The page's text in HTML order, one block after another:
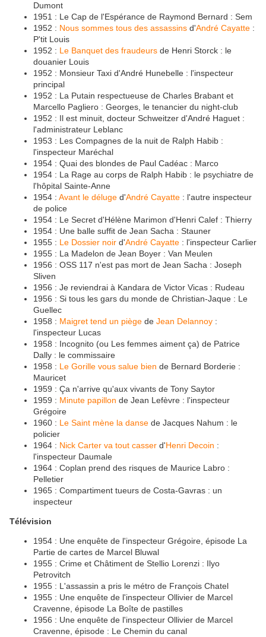
Dumont
1951 : Le Cap de l'Espérance de Raymond Bernard : Sem
1952 : Nous sommes tous des assassins d'André Cayatte :
P'tit Louis
1952 : Le Banquet des fraudeurs de Henri Storck : le
douanier Louis
1952 : Monsieur Taxi d'André Hunebelle : l'inspecteur
principal
1952 : La Putain respectueuse de Charles Brabant et
Marcello Pagliero : Georges, le tenancier du night-club
1952 : Il est minuit, docteur Schweitzer d'André Haguet :
l'administrateur Leblanc
1953 : Les Compagnes de la nuit de Ralph Habib :
l'inspecteur Maréchal
1954 : Quai des blondes de Paul Cadéac : Marco
1954 : La Rage au corps de Ralph Habib : le psychiatre de
l'hôpital Sainte-Anne
1954 : Avant le déluge d'André Cayatte : l'autre inspecteur
de police
1954 : Le Secret d'Hélène Marimon d'Henri Calef : Thierry
1954 : Une balle suffit de Jean Sacha : Stauner
1955 : Le Dossier noir d'André Cayatte : l'inspecteur Carlier
1955 : La Madelon de Jean Boyer : Van Meulen
1956 : OSS 117 n'est pas mort de Jean Sacha : Joseph
Sliven
1956 : Je reviendrai à Kandara de Victor Vicas : Rudeau
1956 : Si tous les gars du monde de Christian-Jaque : Le
Guellec
1958 : Maigret tend un piège de Jean Delannoy :
l'inspecteur Lucas
1958 : Incognito (ou Les femmes aiment ça) de Patrice
Dally : le commissaire
1958 : Le Gorille vous salue bien de Bernard Borderie :
Mauricet
1959 : Ça n'arrive qu'aux vivants de Tony Saytor
1959 : Minute papillon de Jean Lefèvre : l'inspecteur
Grégoire
1960 : Le Saint mène la danse de Jacques Nahum : le
policier
1964 : Nick Carter va tout casser d'Henri Decoin :
l'inspecteur Daumale
1964 : Coplan prend des risques de Maurice Labro :
Pelletier
1965 : Compartiment tueurs de Costa-Gavras : un
inspecteur
Télévision
1954 : Une enquête de l'inspecteur Grégoire, épisode La
Partie de cartes de Marcel Bluwal
1955 : Crime et Châtiment de Stellio Lorenzi : Ilyo
Petrovitch
1955 : L'assassin a pris le métro de François Chatel
1955 : Une enquête de l'inspecteur Ollivier de Marcel
Cravenne, épisode La Boîte de pastilles
1956 : Une enquête de l'inspecteur Ollivier de Marcel
Cravenne, épisode : Le Chemin du canal